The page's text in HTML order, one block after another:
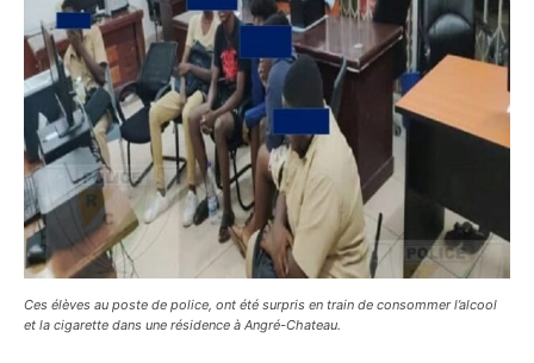
Ces élèves au poste de police, ont été surpris en train de consommer l’alcool
et la cigarette dans une résidence à Angré-Chateau.